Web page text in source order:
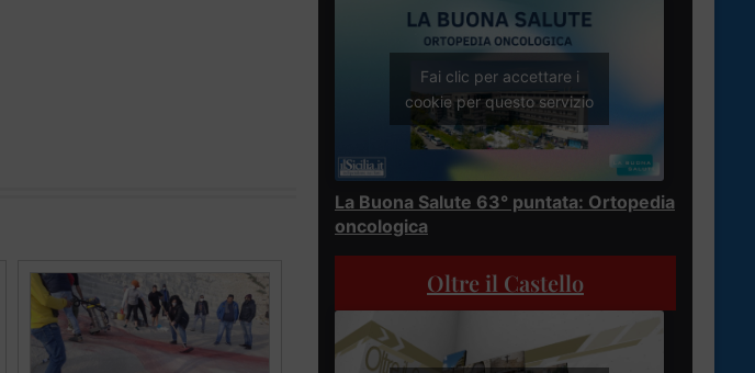
Fai clic per accettare i
cookie per questo servizio
La Buona Salute 63° puntata: Ortopedia
oncologica
Oltre il Castello